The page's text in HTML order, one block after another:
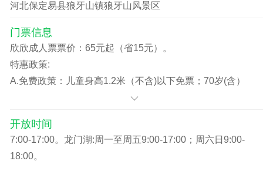
河北保定易县狼牙山镇狼牙山风景区
门票信息
欣欣成人票票价：65元起（省15元）。
特惠政策:
A.免费政策：儿童身高1.2米（不含)以下免票；70岁(含）
以上的老人持身份证免票；军官证、残疾证免票。
岁（含）—69周岁（含）的老人持老年证40元。
开放时间
7:00-17:00。龙门湖:周一至周五9:00-17:00；周六日9:00-
18:00。